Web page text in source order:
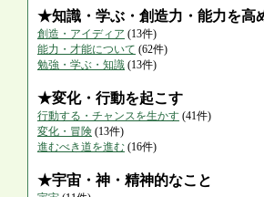
★知識・学ぶ・創造力・能力を高
創造・アイディア (13件)
能力・才能について (62件)
勉強・学ぶ・知識 (13件)
★変化・行動を起こす
行動する・チャンスを生かす (41件)
変化・冒険 (13件)
進むべき道を進む (16件)
★宇宙・神・精神的なこと